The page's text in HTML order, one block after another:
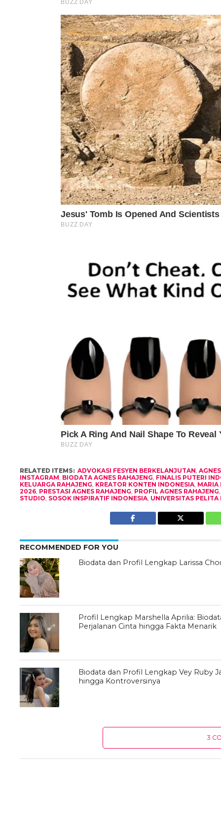
RELATED ITEMS: ADVOKASI FESYEN BERKELANJUTAN ,
INSTAGRAM BIODATA AGNES RAHAJENG FINALIS PUTERI
KELUARGA RAHAJENG KREATOR KONTEN INDONESIA MARIA
2026 PRESTASI AGNES RAHAJENG PROFIL AGNES RAHAJENG
STUDIO SOSOK INSPIRATIF INDONESIA UNIVERSITAS PELITA
RECOMMENDED FOR YOU
Biodata dan Profil Lengkap Larissa
Profil Lengkap Marshella Aprilia:
Perjalanan Cinta hingga Fakta Menarik
Biodata dan Profil Lengkap Vey Ruby
hingga Kontroversinya
3